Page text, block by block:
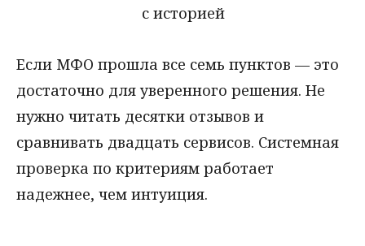
с историей
Если МФО прошла все семь пунктов — это
достаточно для уверенного решения. Не
нужно читать десятки отзывов и
сравнивать двадцать сервисов. Системная
проверка по критериям работает
надежнее, чем интуиция.